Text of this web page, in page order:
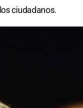
ciudadanos.